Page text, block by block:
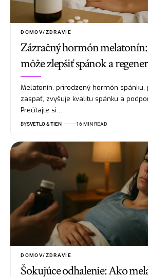
DOMOV/ZDRAVIE
Zázračný hormón
môže zlepšiť spánok a
Melatonín, prirodzený hormón
zaspať, zvyšuje kvalitu spánku a
Prečítajte si…
BYSVETLO & TIEN 16 MIN READ
DOMOV/ZDRAVIE
Šokujúce odhalenie: Ako